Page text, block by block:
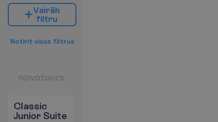
Vairāk
filtru
Notīrīt visus filtrus
Classic
Junior Suite